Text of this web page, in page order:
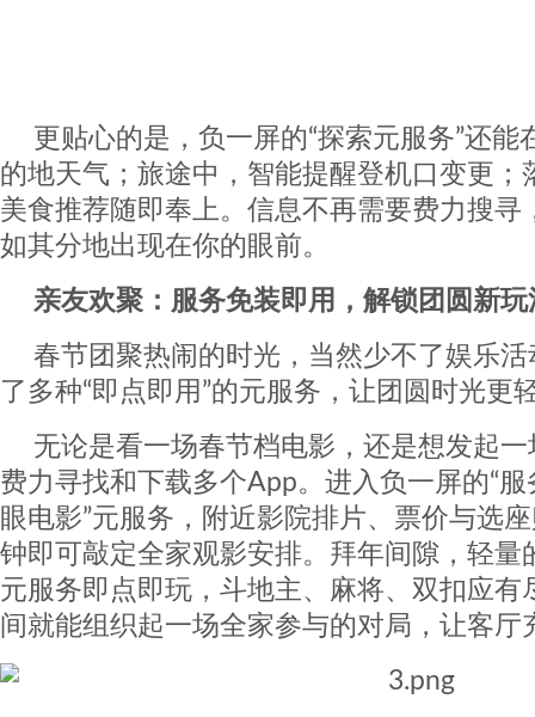
更贴心的是，负一屏的“探索元服务”还能
的地天气；旅途中，智能提醒登机口变更；
美食推荐随即奉上。信息不再需要费力搜寻
如其分地出现在你的眼前。
亲友欢聚：服务免装即用，解锁团圆新玩
春节团聚热闹的时光，当然少不了娱乐
了多种“即点即用”的元服务，让团圆时光更
无论是看一场春节档电影，还是想发起
费力寻找和下载多个App。进入负一屏的“服
眼电影”元服务，附近影院排片、票价与选
钟即可敲定全家观影安排。拜年间隙，轻量
元服务即点即玩，斗地主、麻将、双扣应有
间就能组织起一场全家参与的对局，让客厅